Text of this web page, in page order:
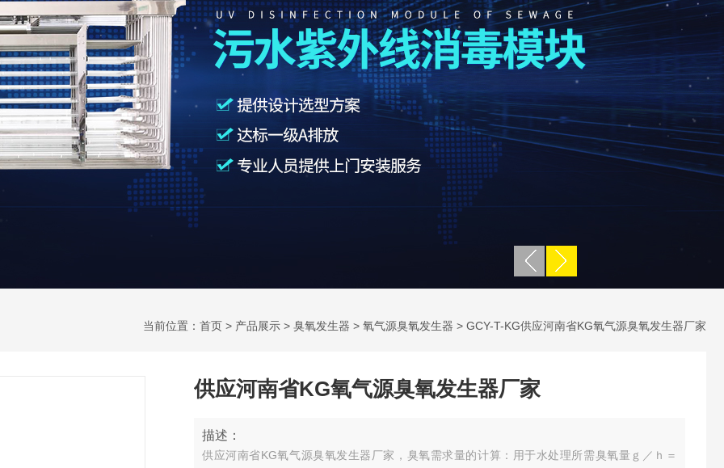
当前位置： 首页 > 产品展示 > 臭氧发生器 > 氧气源臭氧发生器 > GCY-T-KG供应河南省KG氧气源臭氧发生器厂家
供应河南省KG氧气源臭氧发生器厂家
描述：
供应河南省KG氧气源臭氧发生器厂家，臭氧需求量的计算：用于水处理所需臭氧量ｇ／ｈ＝